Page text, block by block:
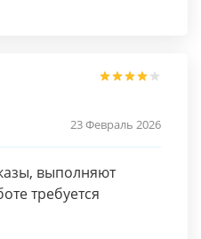
23 Февраль 2026
выполняют
требуется